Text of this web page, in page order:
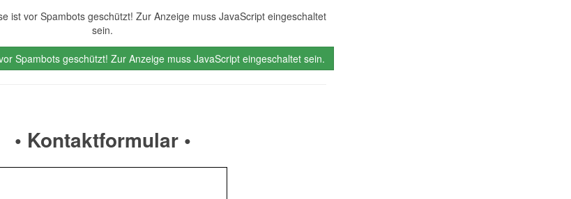
ist vor Spambots geschützt! Zur Anzeige muss JavaScript eingeschaltet
sein.
Spambots geschützt! Zur Anzeige muss JavaScript eingeschaltet sein.
• Kontaktformular •